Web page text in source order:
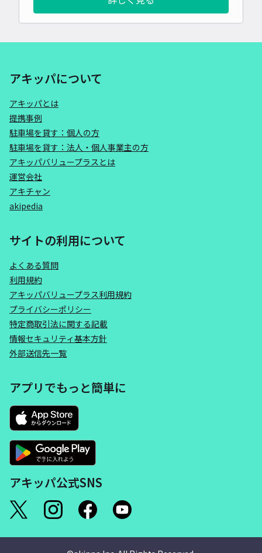
アキッパについて
アキッパとは
提携事例
駐車場を貸す：個人の方
駐車場を貸す：法人・個人事業主の方
アキッパバリュープラスとは
運営会社
アキチャン
akipedia
サイトの利用について
よくある質問
利用規約
アキッパバリュープラス利用規約
プライバシーポリシー
特定商取引法に関する記載
情報セキュリティ基本方針
外部送信先一覧
アプリでもっと簡単に
アキッパ公式SNS